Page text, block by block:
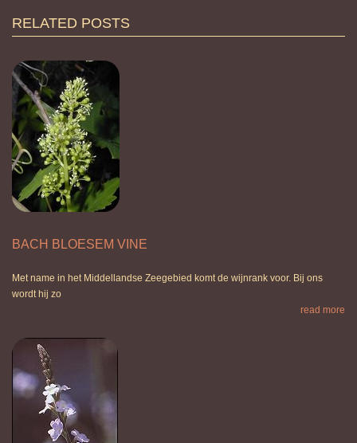
RELATED POSTS
BACH BLOESEM VINE
Met name in het Middellandse Zeegebied komt de wijnrank voor. Bij ons
wordt hij zo
read more